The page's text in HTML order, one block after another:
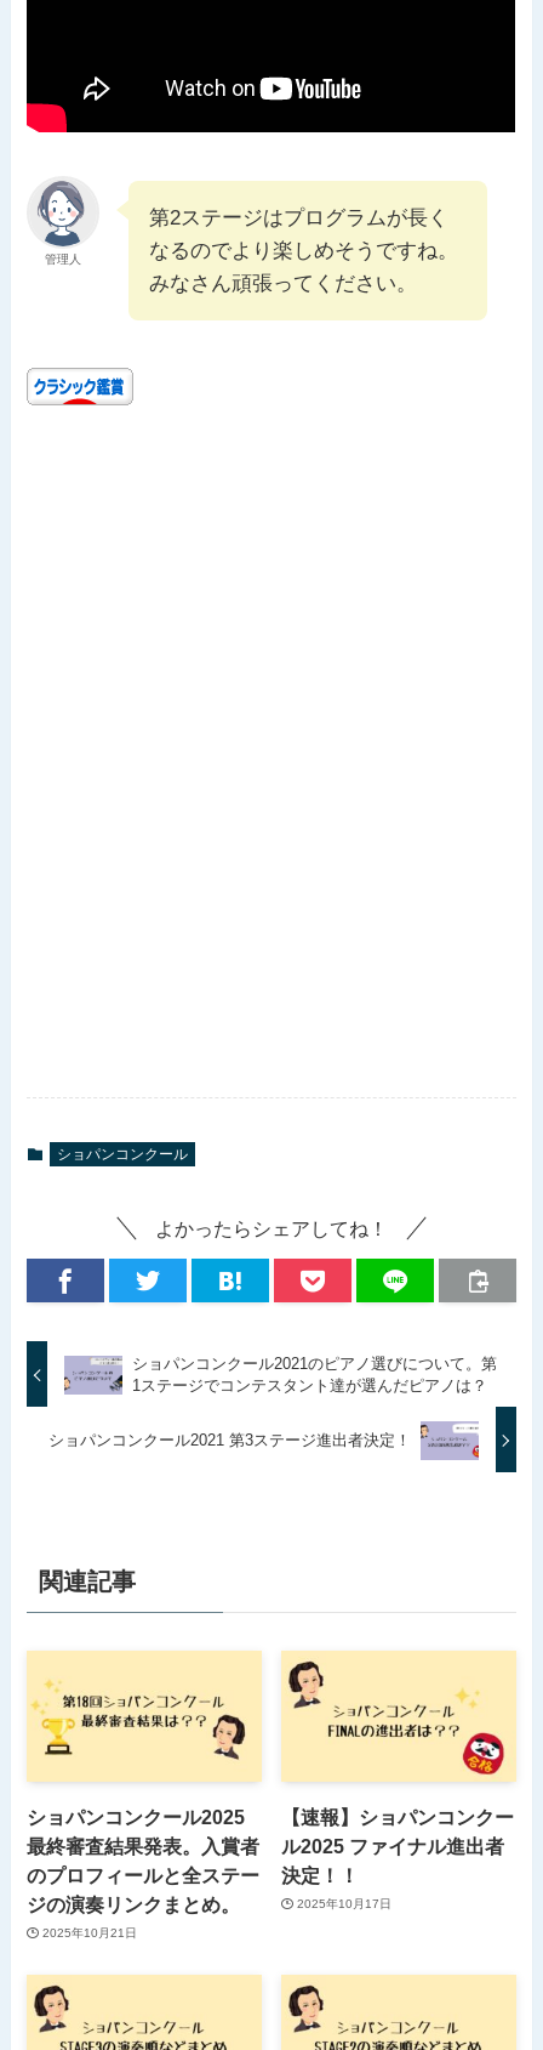
管理人
第2ステージはプログラムが長く
なるのでより楽しめそうですね。
みなさん頑張ってください。
ショパンコンクール
よかったらシェアしてね！
ショパンコンクール2021のピアノ選びについて。第
1ステージでコンテスタント達が選んだピアノは？
ショパンコンクール2021 第3ステージ進出者決定！
関連記事
ショパンコンクール2025
最終審査結果発表。入賞者
のプロフィールと全ステー
ジの演奏リンクまとめ。
2025年10月21日
【速報】ショパンコンクー
ル2025 ファイナル進出者
決定！！
2025年10月17日